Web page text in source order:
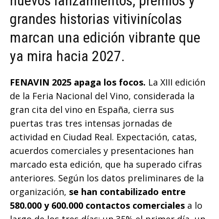
grandes historias vitivinícolas
marcan una edición vibrante que
ya mira hacia 2027.
FENAVIN 2025 apaga los focos. La XIII edición
de la Feria Nacional del Vino, considerada la
gran cita del vino en España, cierra sus
puertas tras tres intensas jornadas de
actividad en Ciudad Real. Expectación, catas,
acuerdos comerciales y presentaciones han
marcado esta edición, que ha superado cifras
anteriores. Según los datos preliminares de la
organización, se han contabilizado entre
580.000 y 600.000 contactos comerciales a lo